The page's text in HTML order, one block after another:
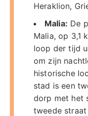
Heraklion,
Malia: De
Malia, op 3,1
loop der tijd
om zijn
historische
stad is een
dorp met het
tweede